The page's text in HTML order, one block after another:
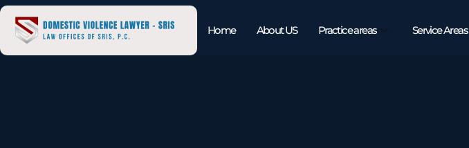
Home About US Practice areas Service Areas